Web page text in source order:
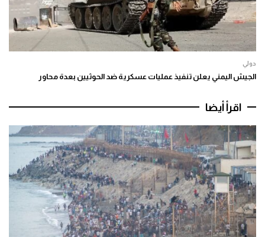
دولي
الجيش اليمني يعلن تنفيذ عمليات عسكرية ضد الحوثيين بعدة محاور
اقرأ أيضا